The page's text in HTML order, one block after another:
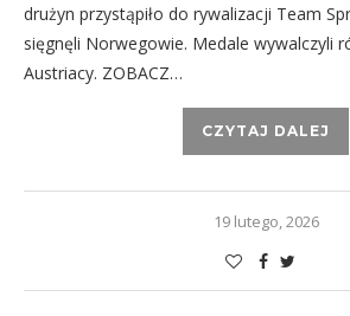
drużyn przystąpiło do rywalizacji Team
sięgnęli Norwegowie. Medale wywalczyli
Austriacy. ZOBACZ…
CZYTAJ DALEJ
19 lutego, 2026